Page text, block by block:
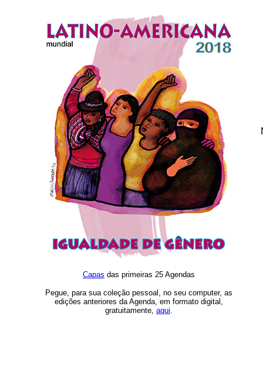
Capas das primeiras 25 Agendas
Pegue, para sua coleção pessoal, no seu computer, as
edições anteriores da Agenda, em formato digital,
gratuitamente, aqui.